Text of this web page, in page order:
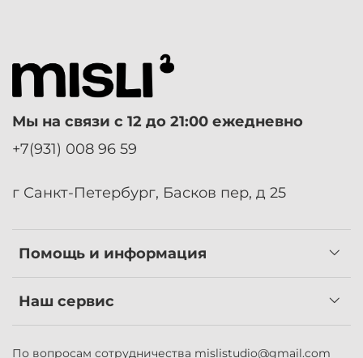
Помощь и информация
Наш сервис
Мы на связи с 12 до 21:00 ежедневно
+7(931) 008 96 59
г Санкт-Петербург, Басков пер, д 25
По вопросам сотрудничества mislistudio@gmail.com